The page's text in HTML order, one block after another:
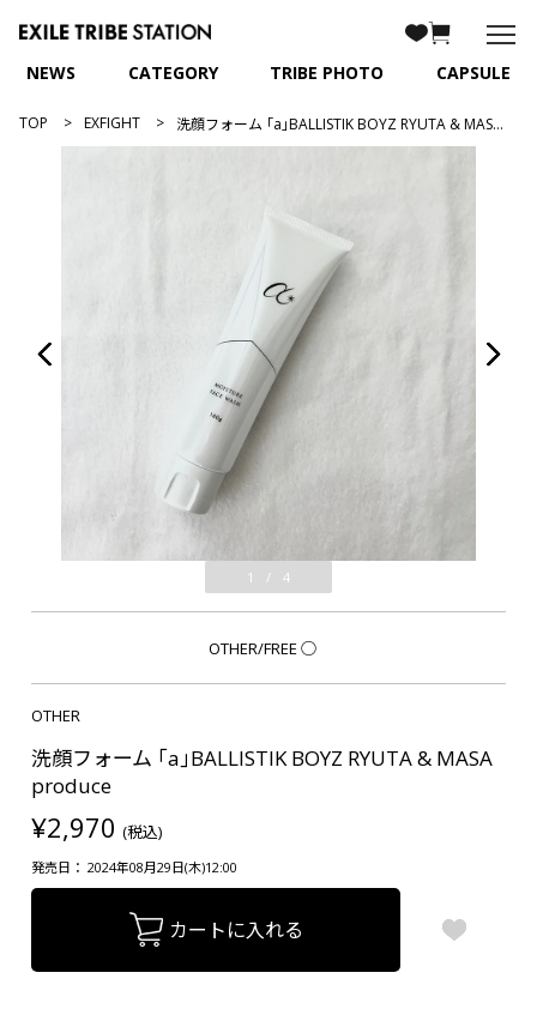
NEWS CATEGORY TRIBE PHOTO CAPSULE
TOP EXFIGHT 洗顔フォーム ｢a｣BALLISTIK BOYZ RYUTA & MASA produce
1 / 4
OTHER/FREE ○
OTHER
洗顔フォーム ｢a｣BALLISTIK BOYZ RYUTA & MASA
produce
¥2,970 (税込)
発売日： 2024年08月29日(木)12:00
カートに入れる